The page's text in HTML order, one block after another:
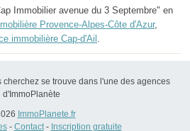
Immobilier avenue du 3 Septembre" en
Provence-Alpes-Côte d'Azur,
immobilière Cap-d'Ail
se trouve dans l'une des agences
d'ImmoPlanète
ImmoPlanete.fr
- Contact- Inscription gratuite